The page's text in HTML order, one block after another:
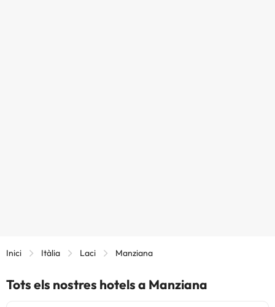
Inici Itàlia Laci Manziana
Tots els nostres hotels a Manziana